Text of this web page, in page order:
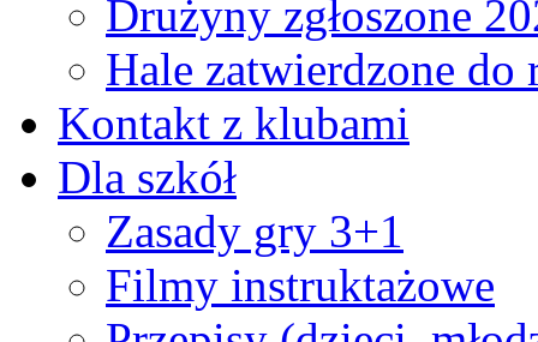
Drużyny zgłoszone
Hale zatwierdzone
Kontakt z klubami
Dla szkół
Zasady gry 3+1
Filmy instruktażowe